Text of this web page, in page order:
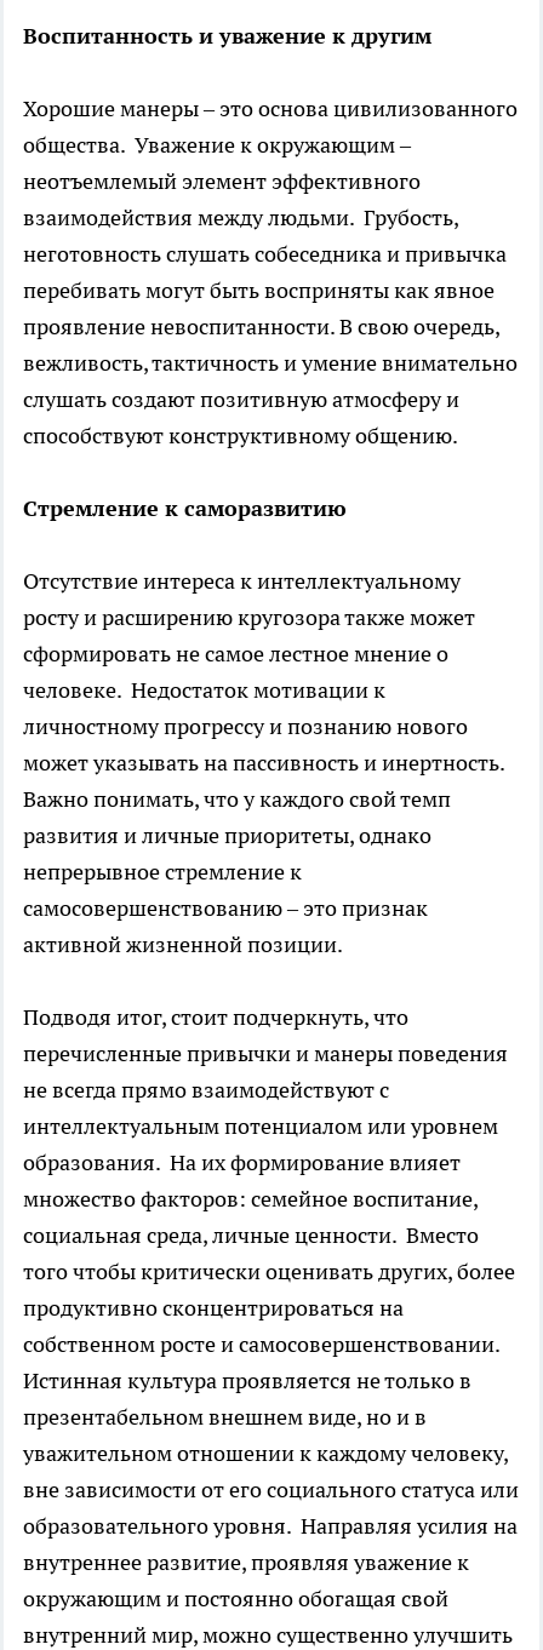
Воспитанность и уважение к другим
Хорошие манеры – это основа цивилизованного
общества. Уважение к окружающим –
неотъемлемый элемент эффективного
взаимодействия между людьми. Грубость,
неготовность слушать собеседника и привычка
перебивать могут быть восприняты как явное
проявление невоспитанности. В свою очередь,
вежливость, тактичность и умение внимательно
слушать создают позитивную атмосферу и
способствуют конструктивному общению.
Стремление к саморазвитию
Отсутствие интереса к интеллектуальному
росту и расширению кругозора также может
сформировать не самое лестное мнение о
человеке. Недостаток мотивации к
личностному прогрессу и познанию нового
может указывать на пассивность и инертность.
Важно понимать, что у каждого свой темп
развития и личные приоритеты, однако
непрерывное стремление к
самосовершенствованию – это признак
активной жизненной позиции.
Подводя итог, стоит подчеркнуть, что
перечисленные привычки и манеры поведения
не всегда прямо взаимодействуют с
интеллектуальным потенциалом или уровнем
образования. На их формирование влияет
множество факторов: семейное воспитание,
социальная среда, личные ценности. Вместо
того чтобы критически оценивать других, более
продуктивно сконцентрироваться на
собственном росте и самосовершенствовании.
Истинная культура проявляется не только в
презентабельном внешнем виде, но и в
уважительном отношении к каждому человеку,
вне зависимости от его социального статуса или
образовательного уровня. Направляя усилия на
внутреннее развитие, проявляя уважение к
окружающим и постоянно обогащая свой
внутренний мир, можно существенно улучшить